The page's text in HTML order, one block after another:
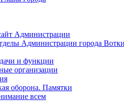
Администрации
Администрации города
и функции
организации
оборона. Памятки
всем